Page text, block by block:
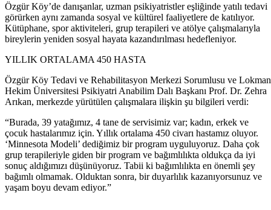
Özgür Köy’de danışanlar, uzman psikiyatristler eşliğinde yatılı tedavi
görürken aynı zamanda sosyal ve kültürel faaliyetlere de katılıyor.
Kütüphane, spor aktiviteleri, grup terapileri ve atölye çalışmalarıyla
bireylerin yeniden sosyal hayata kazandırılması hedefleniyor.
YILLIK ORTALAMA 450 HASTA
Özgür Köy Tedavi ve Rehabilitasyon Merkezi Sorumlusu ve Lokman
Hekim Üniversitesi Psikiyatri Anabilim Dalı Başkanı Prof. Dr. Zehra
Arıkan, merkezde yürütülen çalışmalara ilişkin şu bilgileri verdi:
“Burada, 39 yatağımız, 4 tane de servisimiz var; kadın, erkek ve
çocuk hastalarımız için. Yıllık ortalama 450 civarı hastamız oluyor.
‘Minnesota Modeli’ dediğimiz bir program uyguluyoruz. Daha çok
grup terapileriyle giden bir program ve bağımlılıkta oldukça da iyi
sonuç aldığımızı düşünüyoruz. Tabii ki bağımlılıkta en önemli şey
bağımlı olmamak. Olduktan sonra, bir duyarlılık kazanıyorsunuz ve
yaşam boyu devam ediyor.”